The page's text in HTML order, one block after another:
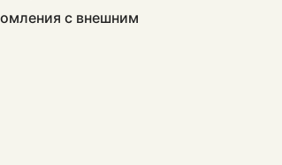
с внешним